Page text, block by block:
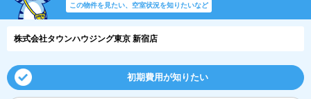
この物件を見たい、空室状況を知りたいなど
株式会社タウンハウジング東京 新宿店
初期費用が知りたい